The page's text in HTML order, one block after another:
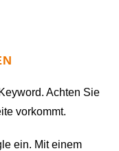
Achten Sie
vorkommt.
ein. Mit einem